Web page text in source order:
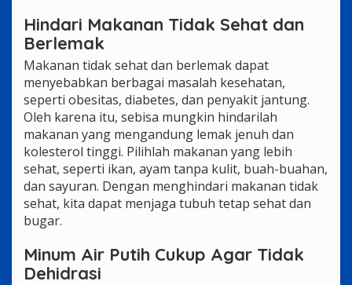
Hindari Makanan Tidak Sehat dan
Berlemak
Makanan tidak sehat dan berlemak dapat
menyebabkan berbagai masalah kesehatan,
seperti obesitas, diabetes, dan penyakit jantung.
Oleh karena itu, sebisa mungkin hindarilah
makanan yang mengandung lemak jenuh dan
kolesterol tinggi. Pilihlah makanan yang lebih
sehat, seperti ikan, ayam tanpa kulit, buah-buahan,
dan sayuran. Dengan menghindari makanan tidak
sehat, kita dapat menjaga tubuh tetap sehat dan
bugar.
Minum Air Putih Cukup Agar Tidak
Dehidrasi